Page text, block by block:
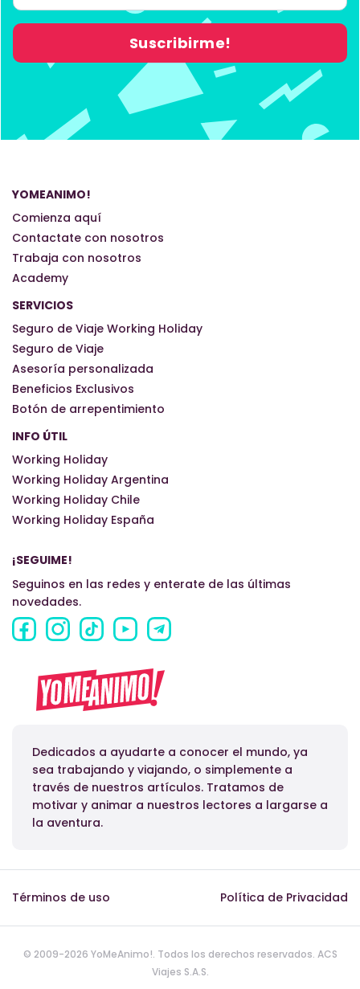
YOMEANIMO!
Comienza aquí
Contactate con nosotros
Trabaja con nosotros
Academy
SERVICIOS
Seguro de Viaje Working Holiday
Seguro de Viaje
Asesoría personalizada
Beneficios Exclusivos
Botón de arrepentimiento
INFO ÚTIL
Working Holiday
Working Holiday Argentina
Working Holiday Chile
Working Holiday España
¡SEGUIME!
Seguinos en las redes y enterate de las últimas
novedades.
Dedicados a ayudarte a conocer el mundo, ya
sea trabajando y viajando, o simplemente a
través de nuestros artículos. Tratamos de
motivar y animar a nuestros lectores a largarse a
la aventura.
Términos de uso Política de Privacidad
© 2009-2026 YoMeAnimo!. Todos los derechos reservados. ACS
Viajes S.A.S.